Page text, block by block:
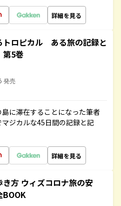
詳細を見る
トロピカル ある旅の記録と
5巻
発売
に滞在することになった筆者
ジカルな45日間の記録と記
詳細を見る
き方 ウィズコロナ旅の安
BOOK